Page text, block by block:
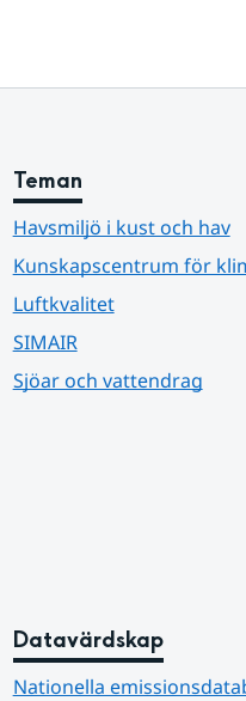
Teman
Havsmiljö i kust och hav
Kunskapscentrum för
Luftkvalitet
SIMAIR
Sjöar och vattendrag
Datavärdskap
Nationella